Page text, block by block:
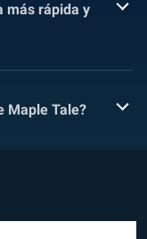
más rápida y
Maple Tale?